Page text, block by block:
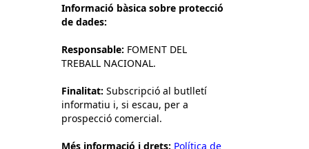
Informació bàsica sobre protecció
de dades:
Responsable: FOMENT DEL
TREBALL NACIONAL.
Finalitat: Subscripció al butlletí
informatiu i, si escau, per a
prospecció comercial.
Més informació i drets: Política de